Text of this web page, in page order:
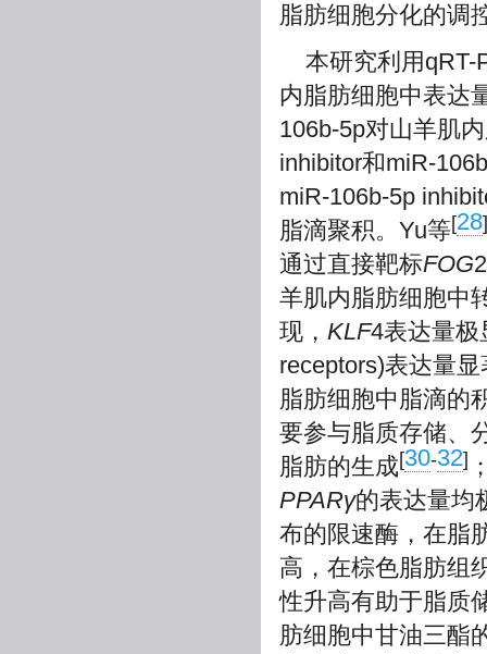
脂肪细胞分化的调
本研究利用qRT-
内脂肪细胞中表达
106b-5p对山羊肌
inhibitor和miR-
miR-106b-5p
脂滴聚积。Yu等[28]
通过直接靶标FOG
羊肌内脂肪细胞中
现， KLF4表达量极
receptors)表达量
脂肪细胞中脂滴的
要参与脂质存储、
脂肪的生成[30-32]
PPARγ的表达量均
布的限速酶，在脂
高，在棕色脂肪组
性升高有助于脂质
肪细胞中甘油三酯